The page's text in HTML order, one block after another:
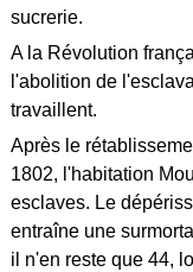
sucrerie.
A la Révolution
l'abolition de
travaillent.
Après le
1802, l'habitation
esclaves. Le
entraîne une
il n'en reste que 44,